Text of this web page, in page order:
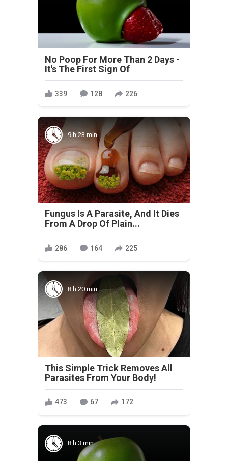
No Poop For More Than 2 Days -
It's The First Sign Of
339 128 226
9 h 23 min
Fungus Is A Parasite, And It Dies
From A Drop Of Plain...
286 164 225
8 h 20 min
This Simple Trick Removes All
Parasites From Your Body!
473 67 172
8 h 3 min